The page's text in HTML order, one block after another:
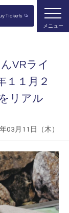
Tickets
メニュー
VRライ
１１月２
リアル
03月11日（木）